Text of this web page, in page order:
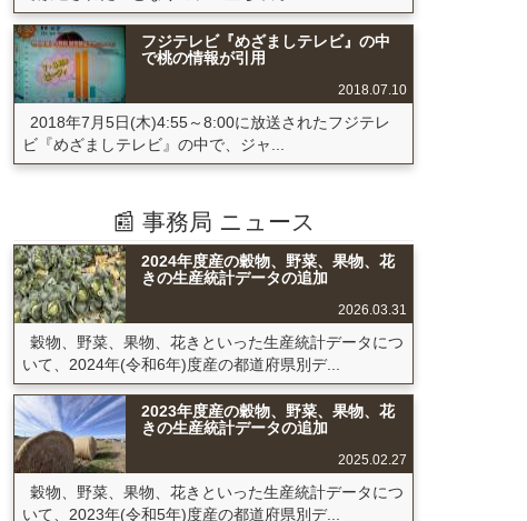
フジテレビ『めざましテレビ』の中
で桃の情報が引用
2018.07.10
2018年7月5日(木)4:55～8:00に放送されたフジテレ
ビ『めざましテレビ』の中で、ジャ...
📰 事務局 ニュース
2024年度産の穀物、野菜、果物、花
きの生産統計データの追加
2026.03.31
穀物、野菜、果物、花きといった生産統計データにつ
いて、2024年(令和6年)度産の都道府県別デ...
2023年度産の穀物、野菜、果物、花
きの生産統計データの追加
2025.02.27
穀物、野菜、果物、花きといった生産統計データにつ
いて、2023年(令和5年)度産の都道府県別デ...